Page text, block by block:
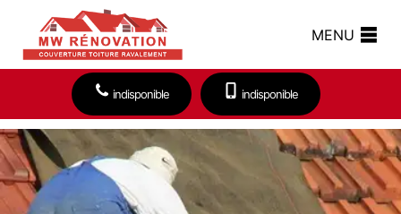
MENU
indisponible indisponible